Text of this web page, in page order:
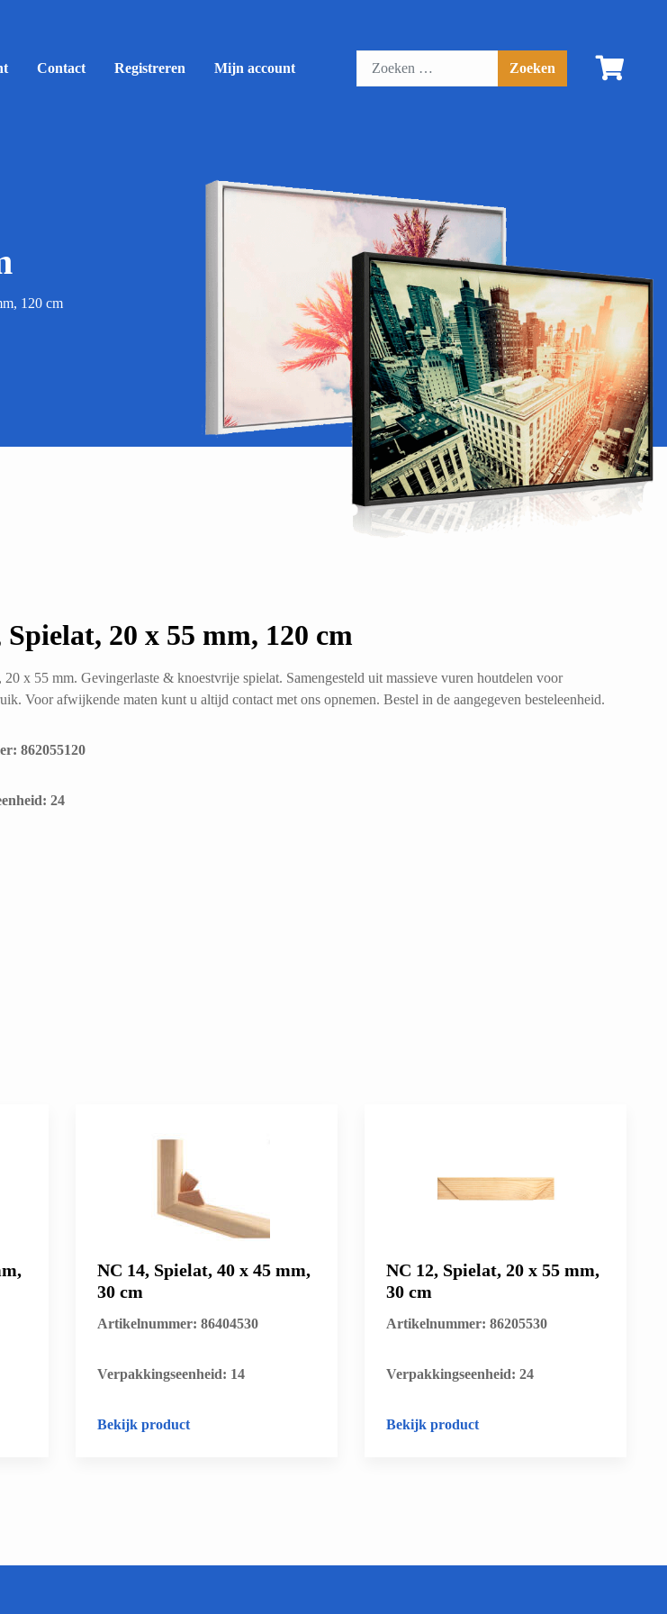
Contact Registreren Mijn account
120 cm
Spielat, 20 x 55 mm, 120 cm
x 55 mm. Gevingerlaste & knoestvrije spielat. Samengesteld uit massieve vuren houtdelen voor
Voor afwijkende maten kunt u altijd contact met ons opnemen. Bestel in de aangegeven besteleenheid.
862055120
24
NC 14, Spielat, 40 x 45 mm,
30 cm
Artikelnummer: 86404530
​Verpakkingseenheid: 14
Bekijk product
NC 12, Spielat, 20 x 55 mm,
30 cm
Artikelnummer: 86205530
​Verpakkingseenheid: 24
Bekijk product